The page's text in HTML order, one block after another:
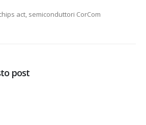
act, semiconduttori CorCom
post